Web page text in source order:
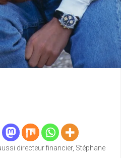
directeur financier, Stéphane